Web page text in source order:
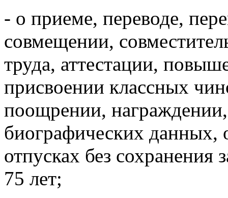
- о приеме, переводе,
совмещении,
труда, аттестации,
присвоении классных
поощрении,
биографических данных,
отпусках без сохранения
75 лет;